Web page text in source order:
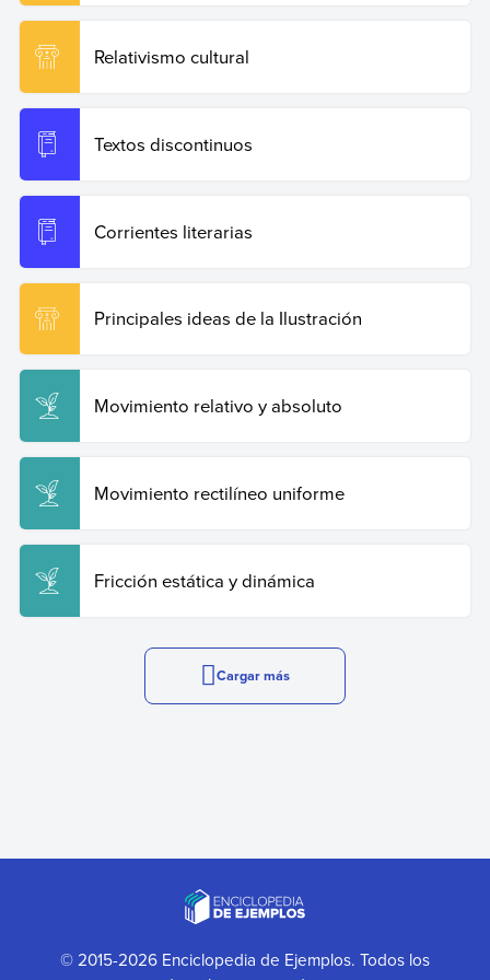
Relativismo cultural
Textos discontinuos
Corrientes literarias
Principales ideas de la Ilustración
Movimiento relativo y absoluto
Movimiento rectilíneo uniforme
Fricción estática y dinámica
Cargar más
© 2015-2026 Enciclopedia de Ejemplos. Todos los